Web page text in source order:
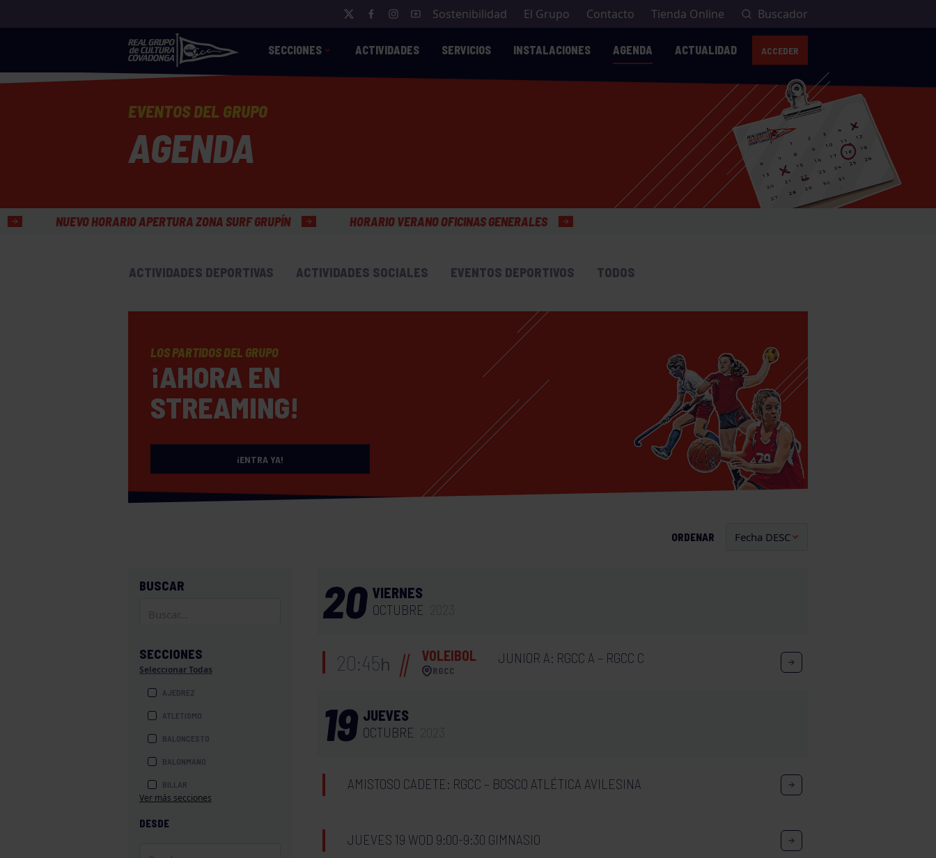
Sostenibilidad El Grupo Contacto Tienda Online Buscador
SECCIONES ACTIVIDADES SERVICIOS INSTALACIONES AGENDA ACTUALIDAD ACCEDER
EVENTOS DEL GRUPO
AGENDA
APERTURA ZONA SURF GRUPÍN HORARIO VERANO OFICINAS GENERALES
ACTIVIDADES DEPORTIVAS ACTIVIDADES SOCIALES EVENTOS DEPORTIVOS TODOS
LOS PARTIDOS DEL GRUPO
¡AHORA EN
STREAMING!
¡ENTRA YA!
ORDENAR
BUSCAR
SECCIONES
Seleccionar Todas
AJEDREZ
ATLETISMO
BALONCESTO
BALONMANO
BILLAR
BOXEO
Ver más secciones
DESDE
20 VIERNES
OCTUBRE
20:45h VOLEIBOL
RGCC
JUNIOR A: RGCC A – RGCC C
19 JUEVES
OCTUBRE
AMISTOSO CADETE: RGCC – BOSCO ATLÉTICA AVILESINA
JUEVES 19 WOD 9:00-9:30 GIMNASIO